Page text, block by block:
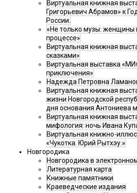
Виртуальная книжная
Григорьевич Абрамов» к
России.
«Не только музы: женщины
процессе»
Виртуальная книжная
сказками»
Виртуальная выставка
приключения»
Надежда Петровна
Виртуальная книжная
жизни Новгородской
дня основания Антониева
Виртуальная книжная
мифология: ночь Ивана
Виртуальная книжно-
«Чукотка. Юрий Рытхэу.»
Новгородика
Новгородика в
Литературная карта
Книжные памятники
Краеведческие издания